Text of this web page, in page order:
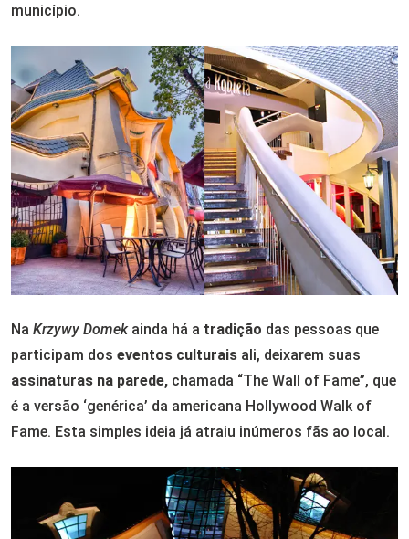
município.
Na Krzywy Domekainda há a tradição das pessoas que
participam dos eventos culturais ali, deixarem suas
assinaturas na parede, chamada “The Wall of Fame”, que
é a versão ‘genérica’ da americana Hollywood Walk of
Fame. Esta simples ideia já atraiu inúmeros fãs ao local.